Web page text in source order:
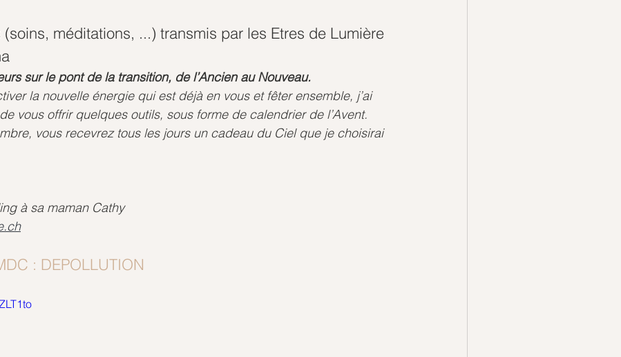
méditations, ...) transmis par les Etres de Lumière
sur le pont de la transition, de l’Ancien au Nouveau.
la nouvelle énergie qui est déjà en vous et fêter ensemble, j’ai
vous offrir quelques outils, sous forme de calendrier de l’Avent.
vous recevrez tous les jours un cadeau du Ciel que je choisirai
à sa maman Cathy
: DEPOLLUTION